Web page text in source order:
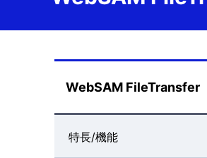
の
現
在
ロ
ー
カ
WebSAM FileTransfer
特長/機能